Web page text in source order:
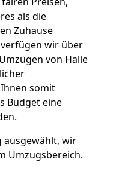
als die
Zuhause
wir über
von Halle
somit
Budget eine
ausgewählt, wir
Umzugsbereich.